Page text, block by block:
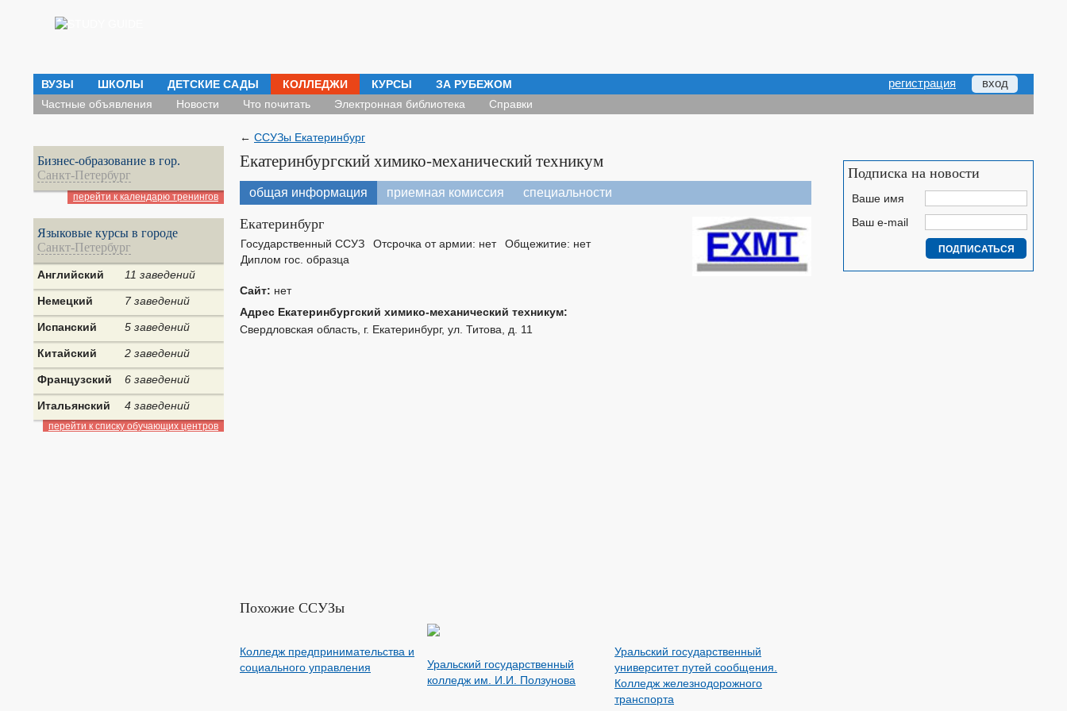
ВУЗЫ ШКОЛЫ ДЕТСКИЕ САДЫ КОЛЛЕДЖИ КУРСЫ ЗА РУБЕЖОМ регистрация вход
Частные объявления Новости Что почитать Электронная библиотека Справки
← ССУЗы Екатеринбург
Екатеринбургский химико-механический техникум
общая информация приемная комиссия специальности
Екатеринбург
Государственный ССУЗ Отсрочка от армии: нет
Общежитие: нет
Диплом гос. образца
Сайт: нет
Адрес Екатеринбургский химико-механический техникум:
Свердловская область, г. Екатеринбург, ул. Титова, д. 11
Похожие ССУЗы
Колледж предпринимательства и
социального управления
Уральский государственный
колледж им. И.И. Ползунова
Уральский государственный
университет путей сообщения.
Колледж железнодорожного
транспорта
Бизнес-образование в гор.
Санкт-Петербург
перейти к календарю тренингов
Языковые курсы в городе
Санкт-Петербург
Английский 11 заведений
Немецкий 7 заведений
Испанский 5 заведений
Китайский 2 заведений
Французский 6 заведений
Итальянский 4 заведений
перейти к списку обучающих центров
Подписка на новости
Ваше имя
Ваш e-mail